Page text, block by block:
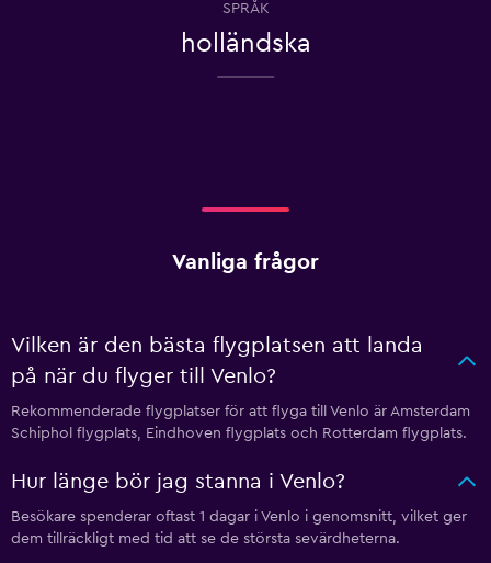
SPRÅK
holländska
Vanliga frågor
Vilken är den bästa flygplatsen att landa
på när du flyger till Venlo?
Rekommenderade flygplatser för att flyga till Venlo är Amsterdam
Schiphol flygplats, Eindhoven flygplats och Rotterdam flygplats.
Hur länge bör jag stanna i Venlo?
Besökare spenderar oftast 1 dagar i Venlo i genomsnitt, vilket ger
dem tillräckligt med tid att se de största sevärdheterna.